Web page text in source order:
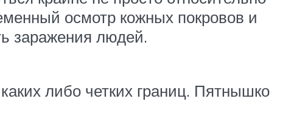
осмотр кожных покровов и
заражения людей.
либо четких границ. Пятнышко